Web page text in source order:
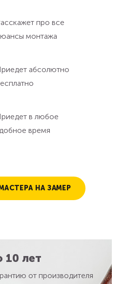
про все
монтажа
абсолютно
в любое
время
НА ЗАМЕР
10 лет
от производителя